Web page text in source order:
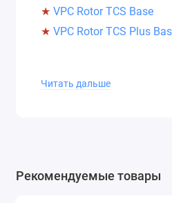
★ VPC Rotor TCS Base
★ VPC Rotor TCS Plus
этим берет на себя
Читать дальше
Рекомендуемые товары